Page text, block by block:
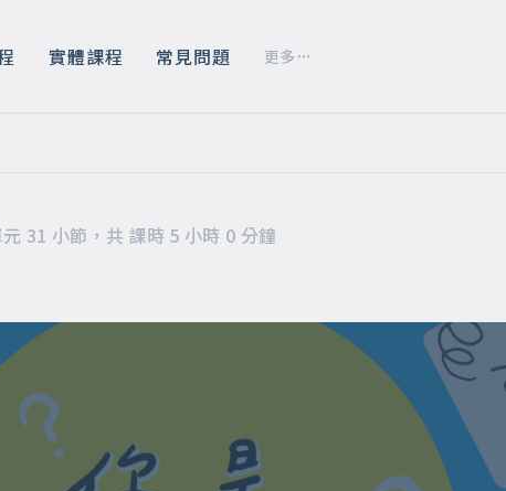
實體課程 常見問題 更多
時 5 小時 0 分鐘
31 小節，共 課時 5 小時 0 分鐘